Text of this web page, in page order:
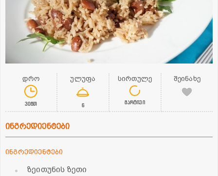
დრო
30წთ
ულუფა
6
სირთულე
მარტივი
შეინახე
ინგრედიენტები
ინგრედიენტები
ზეითუნის ზეთი